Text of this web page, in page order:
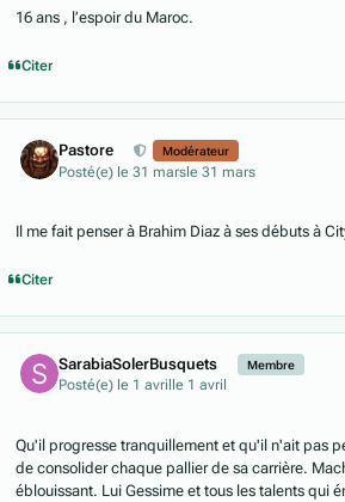
16 ans , l’espoir du Maroc.
Citer
Pastore Modérateur
Posté(e) le 31 marsle 31 mars
Il me fait penser à Brahim Diaz à ses débuts à
Citer
SarabiaSolerBusquets Membre
Posté(e) le 1 avril le 1 avril
Qu'il progresse tranquillement et qu'il n'ait pas
de consolider chaque pallier de sa carrière.
éblouissant. Lui Gessime et tous les talents qui